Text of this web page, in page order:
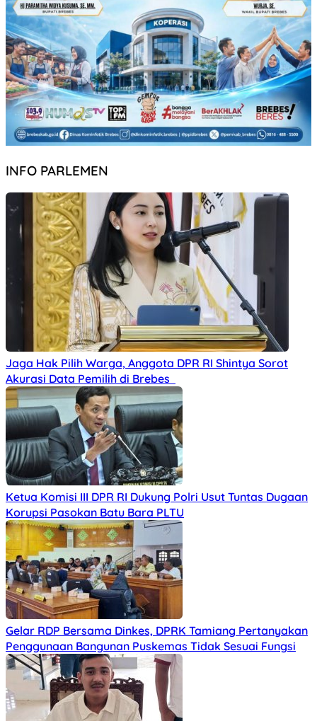
INFO PARLEMEN
Jaga Hak Pilih Warga, Anggota DPR RI Shintya Sorot
Akurasi Data Pemilih di Brebes
Ketua Komisi III DPR RI Dukung Polri Usut Tuntas Dugaan
Korupsi Pasokan Batu Bara PLTU
Gelar RDP Bersama Dinkes, DPRK Tamiang Pertanyakan
Penggunaan Bangunan Puskemas Tidak Sesuai Fungsi